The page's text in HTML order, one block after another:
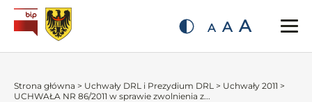
A A A
Strona główna > Uchwały DRL i Prezydium DRL > Uchwały 2011 >
UCHWAŁA NR 86/2011 w sprawie zwolnienia z...